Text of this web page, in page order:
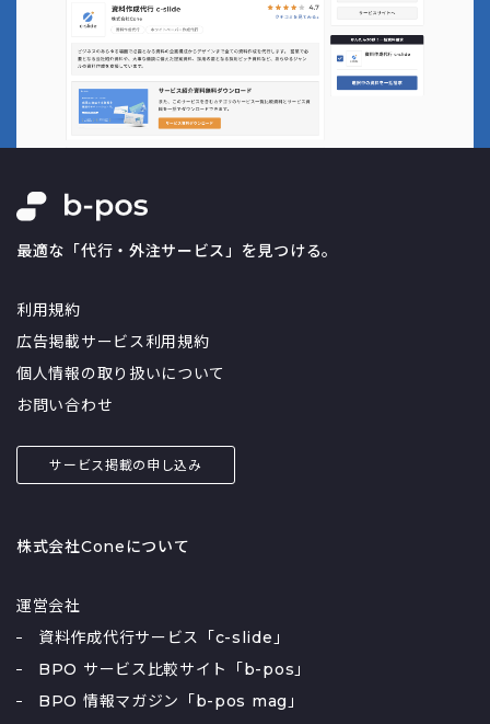
最適な「代行・外注サービス」を見つける。
利用規約
広告掲載サービス利用規約
個人情報の取り扱いについて
お問い合わせ
サービス掲載の申し込み
株式会社Coneについて
運営会社
資料作成代行サービス「c-slide」
BPO サービス比較サイト「b-pos」
BPO 情報マガジン「b-pos mag」